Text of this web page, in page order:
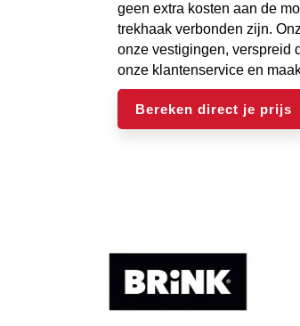
geen extra kosten aan de
trekhaak verbonden zijn.
onze vestigingen, verspreid
onze klantenservice en
Bereken direct je prijs